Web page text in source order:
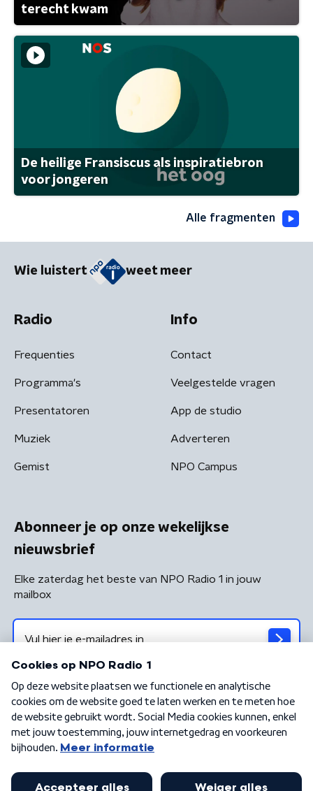
terecht kwam
De heilige Fransiscus als inspiratiebron
voor jongeren
Alle fragmenten
Wie luistert weet meer
Radio
Frequenties
Programma's
Presentatoren
Muziek
Gemist
Info
Contact
Veelgestelde vragen
App de studio
Adverteren
NPO Campus
Abonneer je op onze wekelijkse
nieuwsbrief
Elke zaterdag het beste van NPO Radio 1 in jouw
mailbox
Algemene voorwaarden